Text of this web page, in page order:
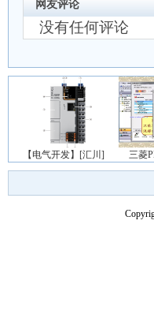
网友评论
没有任何评论
【电气开发】[汇川] 三菱